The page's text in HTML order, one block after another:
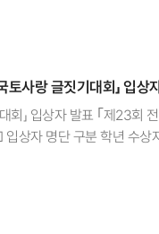
지·관리비) 지난 10년
국 중 상위권 수준이다. □
게 감소했으나 여전히
륙 수로 인프라가 포함
역 간 격차는 존재하며
미하게 감소했다. □ (철도
개교) 국토연구원장상 서
구) 계창초등학교 ​(창녕
□ 시상식 안내 - 일시 :
청바람 • 입선 수상자
사랑 글짓기대회」 입상
회」 입상자 발표 ｢제23
가 있는 마을 (남양주) 심석초 금상
이역 대구동호초 어린이